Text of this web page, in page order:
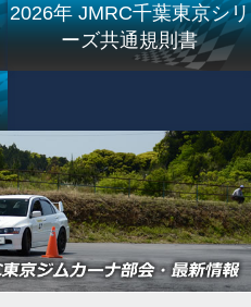
2026年 JMRC千葉東京シリ
ーズ共通規則書